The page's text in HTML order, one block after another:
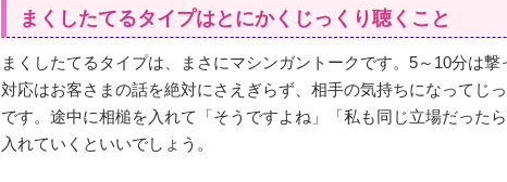
まくしたてるタイプはとにかくじっくり聴くこと
まくしたてるタイプは、まさにマシンガントークです。5～10分は
対応はお客さまの話を絶対にさえぎらず、相手の気持ちになってじ
です。途中に相槌を入れて「そうですよね」「私も同じ立場だった
入れていくといいでしょう。